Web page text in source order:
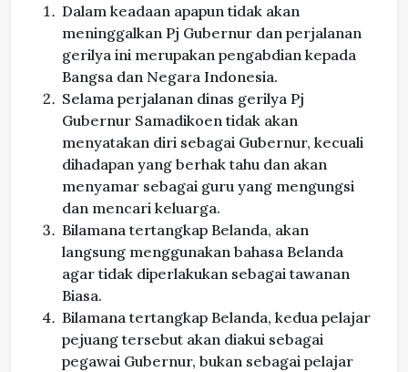
Dalam keadaan apapun tidak akan
meninggalkan Pj Gubernur dan perjalanan
gerilya ini merupakan pengabdian kepada
Bangsa dan Negara Indonesia.
Selama perjalanan dinas gerilya Pj
Gubernur Samadikoen tidak akan
menyatakan diri sebagai Gubernur, kecuali
dihadapan yang berhak tahu dan akan
menyamar sebagai guru yang mengungsi
dan mencari keluarga.
Bilamana tertangkap Belanda, akan
langsung menggunakan bahasa Belanda
agar tidak diperlakukan sebagai tawanan
Biasa.
Bilamana tertangkap Belanda, kedua pelajar
pejuang tersebut akan diakui sebagai
pegawai Gubernur, bukan sebagai pelajar